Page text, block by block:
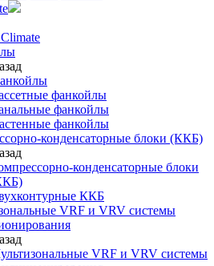
фанкойлы
фанкойлы
фанкойлы
конденсаторные блоки (ККБ)
конденсаторные блоки
ККБ
VRF и VRV системы
VRF и VRV системы